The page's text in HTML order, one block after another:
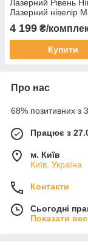
Лазерний Рівень
Лазерний нівелір
лазерний рівень
16 ліній, зелений
4 199 ₴/
Купити
Про нас
68% позитивних з
Працює з
м. Київ
Київ, Україна
Контакти
Сьогодні
Показати